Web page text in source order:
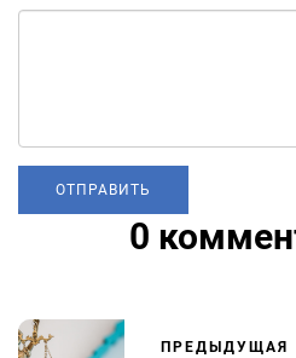
0
ПРЕДЫДУЩАЯ